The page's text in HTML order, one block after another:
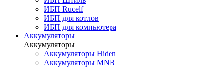
ИБП Rucelf
ИБП для котлов
ИБП для компьютера
Аккумуляторы
Аккумуляторы
Аккумуляторы Hiden
Аккумуляторы MNB